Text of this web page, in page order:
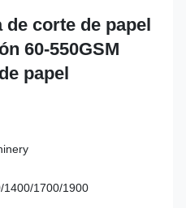
corte de papel
60-550GSM
papel
1400/1700/1900